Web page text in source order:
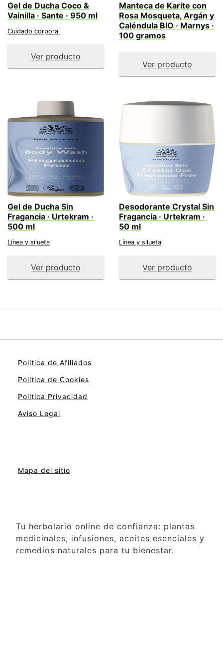
Gel de Ducha Coco &
Vainilla · Sante · 950 ml
Cuidado corporal
Ver producto
Manteca de Karite con
Rosa Mosqueta, Argán y
Caléndula BIO · Marnys ·
100 gramos
Ver producto
Gel de Ducha Sin
Fragancia · Urtekram ·
500 ml
Línea y silueta
Ver producto
Desodorante Crystal Sin
Fragancia · Urtekram ·
50 ml
Línea y silueta
Ver producto
Politica de Afiliados
Politica de Cookies
Politica Privacidad
Aviso Legal
Mapa del sitio
Tu herbolario online de confianza: plantas
medicinales, infusiones, aceites esenciales y
remedios naturales para tu bienestar.